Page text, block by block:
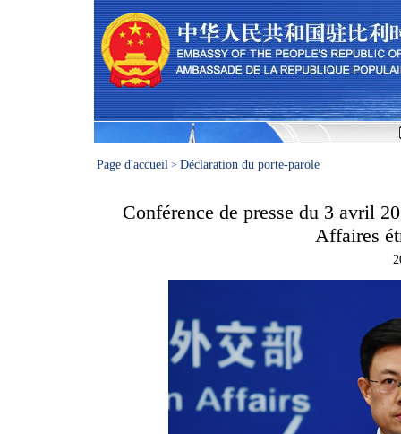
Page d'accueil > Déclaration du porte-parole
Conférence de presse du 3 avril
Affaires